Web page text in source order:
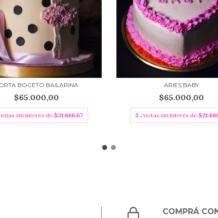
BOCETO BAILARINA
$65.000,00
sin interés de $21.666,67
ARIES BABY
$65.000,00
3 cuotas sin interés de
COMPRÁ